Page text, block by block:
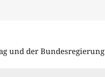
und der Bundesregierung